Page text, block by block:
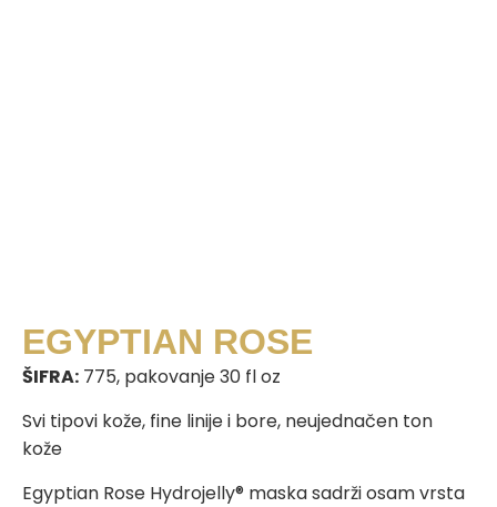
EGYPTIAN ROSE
ŠIFRA: 775, pakovanje 30 fl oz
Svi tipovi kože, fine linije i bore, neujednačen ton
kože
Egyptian Rose Hydrojelly® maska sadrži osam vrsta